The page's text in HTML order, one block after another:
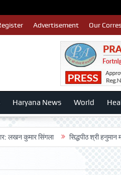
Advertisement Our
Haryana News World
सिंगला सिद्धपीठ श्री हनुमान मंदिर का